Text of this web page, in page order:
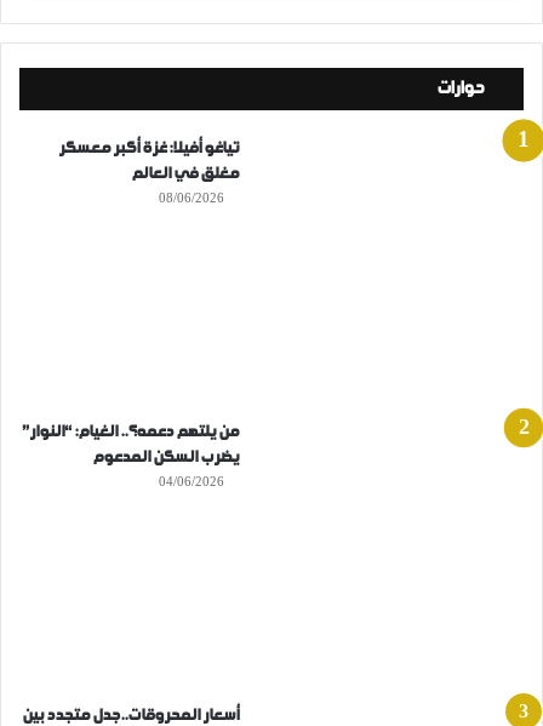
حوارات
تياغو أفيلا: غزة أكبر معسكر
مغلق في العالم
08/06/2026
من يلتهم دعمه؟.. الغيام: “النوار”
يضرب السكن المدعوم
04/06/2026
أسعار المحروقات..جدل متجدد بين